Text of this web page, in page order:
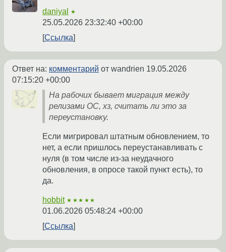
daniyal ★
25.05.2026 23:32:40 +00:00
Ссылка
Ответ на: комментарий от wandrien 19.05.2026
07:15:20 +00:00
На рабочих бывает миграция между
релизами ОС, хз, считать ли это за
переустановку.
Если мигрировал штатным обновлением, то
нет, а если пришлось переустанавливать с
нуля (в том числе из-за неудачного
обновления, в опросе такой пункт есть), то
да.
hobbit ★★★★★
01.06.2026 05:48:24 +00:00
Ссылка